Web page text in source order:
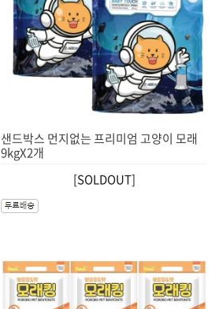
샌드박스 먼지없는 프리미엄 고양이 모래
9kgX2개
[SOLDOUT]